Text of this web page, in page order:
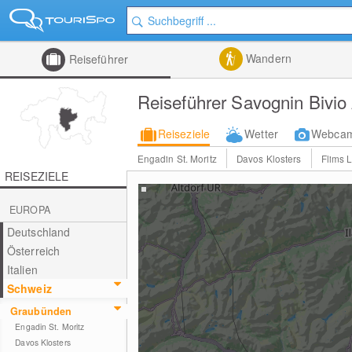
Reiseführer Wandern
Reiseführer Savognin
Reiseziele Wetter
Engadin St. Moritz Davos Klosters Flims
REISEZIELE
EUROPA
Deutschland
Österreich
Italien
Schweiz
Graubünden
Engadin St. Moritz
Davos Klosters